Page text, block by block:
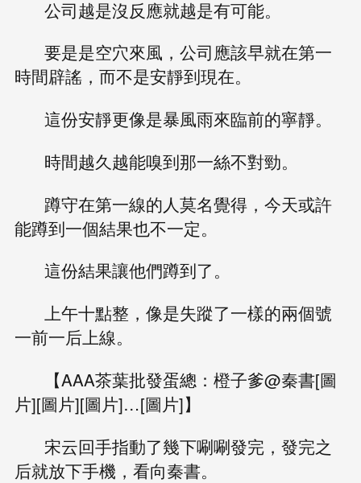
公司越是沒反應就越是有可能。
要是是空穴來風，公司應該早就在第一
時間辟謠，而不是安靜到現在。
這份安靜更像是暴風雨來臨前的寧靜。
時間越久越能嗅到那一絲不對勁。
蹲守在第一線的人莫名覺得，今天或許
能蹲到一個結果也不一定。
這份結果讓他們蹲到了。
上午十點整，像是失蹤了一樣的兩個號
一前一后上線。
【AAA茶葉批發蛋總：橙子爹@秦書[圖
片][圖片][圖片]…[圖片]】
宋云回手指動了幾下唰唰發完，發完之
后就放下手機，看向秦書。